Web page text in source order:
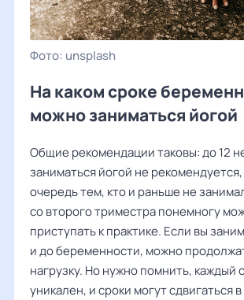
unsplash
На каком сроке
можно заниматься йогой
Общие рекомендации таковы: до 12
заниматься йогой не
очередь тем, кто и раньше не
со второго триместра понемногу
приступать к практике. Если вы
и до беременности, можно
нагрузку. Но нужно помнить, каждый
уникален, и сроки могут сдвигаться